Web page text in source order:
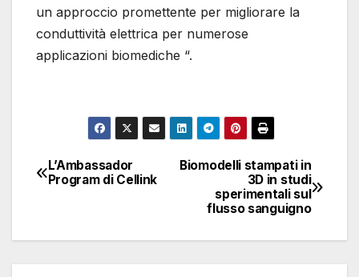
un approccio promettente per migliorare la
conduttività elettrica per numerose
applicazioni biomediche “.
conduttivi con idrogel
granulari. a) Immagine
schematica e
rappresentativa del test
conduttivi. a) Immagini
3D degli idrogel
granulari conduttivi e
morfologia del filamento
NavigazioneBiomodelli stampati in
3D in studi
sperimentali sul
flusso sanguigno
L’Ambassador
Program di Cellink